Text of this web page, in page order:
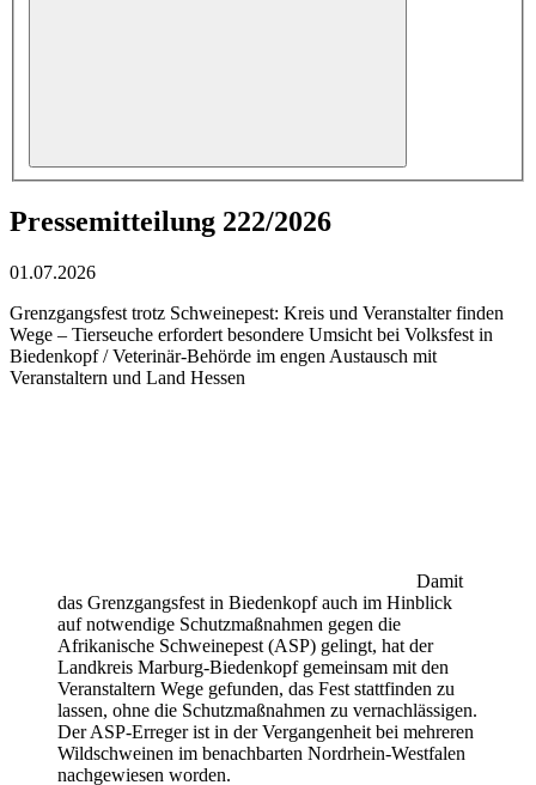
Pressemitteilung 222/2026
01.07.2026
Grenzgangsfest trotz Schweinepest: Kreis und Veranstalter finden
Wege – Tierseuche erfordert besondere Umsicht bei Volksfest in
Biedenkopf / Veterinär-Behörde im engen Austausch mit
Veranstaltern und Land Hessen
Damit
das Grenzgangsfest in Biedenkopf auch im Hinblick
auf notwendige Schutzmaßnahmen gegen die
Afrikanische Schweinepest (ASP) gelingt, hat der
Landkreis Marburg-Biedenkopf gemeinsam mit den
Veranstaltern Wege gefunden, das Fest stattfinden zu
lassen, ohne die Schutzmaßnahmen zu vernachlässigen.
Der ASP-Erreger ist in der Vergangenheit bei mehreren
Wildschweinen im benachbarten Nordrhein-Westfalen
nachgewiesen worden.